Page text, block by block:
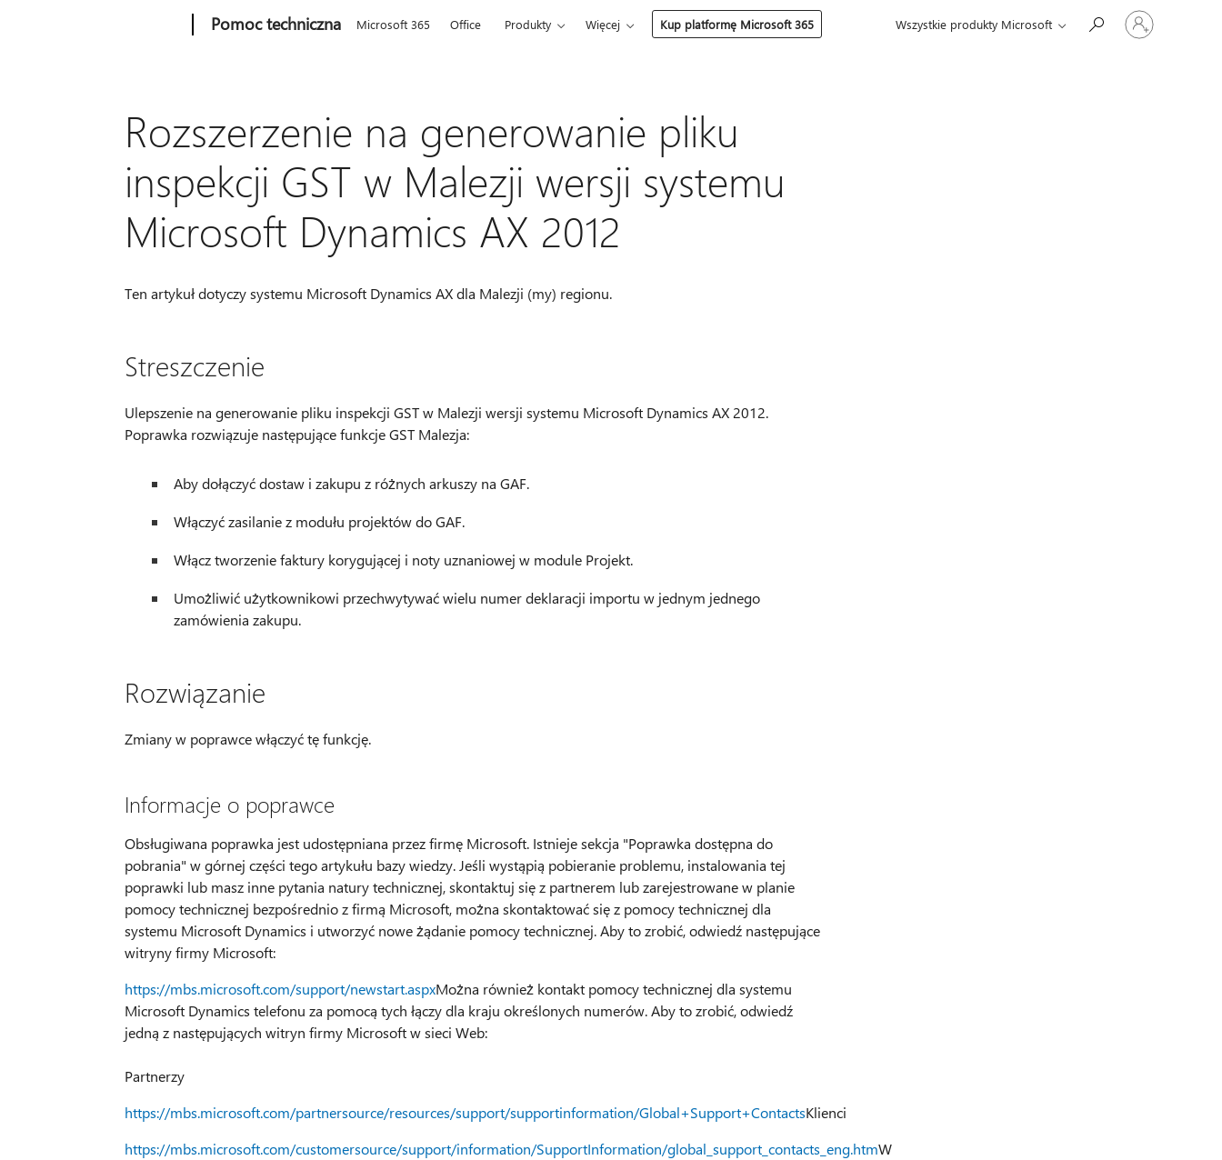
Pomoc techniczna Microsoft 365 Office Produkty Więcej Kup platformę Microsoft 365 Wszystkie produkty Microsoft
Zaloguj
się
do
Rozszerzenie na generowanie pliku
inspekcji GST w Malezji wersji systemu
Microsoft Dynamics AX 2012
Ten artykuł dotyczy systemu Microsoft Dynamics AX dla Malezji (my) regionu.
Streszczenie
Ulepszenie na generowanie pliku inspekcji GST w Malezji wersji systemu Microsoft Dynamics AX 2012.
Poprawka rozwiązuje następujące funkcje GST Malezja:
Aby dołączyć dostaw i zakupu z różnych arkuszy na GAF.
Włączyć zasilanie z modułu projektów do GAF.
Włącz tworzenie faktury korygującej i noty uznaniowej w module Projekt.
Umożliwić użytkownikowi przechwytywać wielu numer deklaracji importu w jednym jednego
zamówienia zakupu.
Rozwiązanie
Zmiany w poprawce włączyć tę funkcję.
Informacje o poprawce
Obsługiwana poprawka jest udostępniana przez firmę Microsoft. Istnieje sekcja "Poprawka dostępna do
pobrania" w górnej części tego artykułu bazy wiedzy. Jeśli wystąpią pobieranie problemu, instalowania tej
poprawki lub masz inne pytania natury technicznej, skontaktuj się z partnerem lub zarejestrowane w planie
pomocy technicznej bezpośrednio z firmą Microsoft, można skontaktować się z pomocy technicznej dla
systemu Microsoft Dynamics i utworzyć nowe żądanie pomocy technicznej. Aby to zrobić, odwiedź następujące
witryny firmy Microsoft:
https://mbs.microsoft.com/support/newstart.aspxMożna również kontakt pomocy technicznej dla systemu
Microsoft Dynamics telefonu za pomocą tych łączy dla kraju określonych numerów. Aby to zrobić, odwiedź
jedną z następujących witryn firmy Microsoft w sieci Web:
Partnerzy
https://mbs.microsoft.com/partnersource/resources/support/supportinformation/Global+Support+ContactsKlienci
https://mbs.microsoft.com/customersource/support/information/SupportInformation/global_support_contacts_eng.htmW